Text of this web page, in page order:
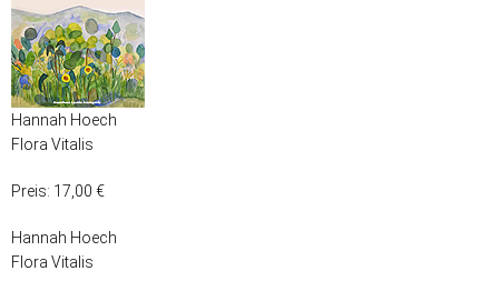
Hannah Hoech
Flora Vitalis
Preis: 17,00 €
Hannah Hoech
Flora Vitalis